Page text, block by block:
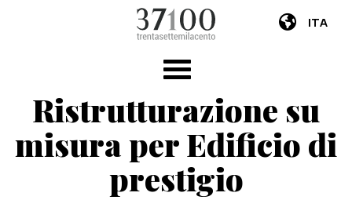
ITA
Ristrutturazione su
misura per Edificio di
prestigio